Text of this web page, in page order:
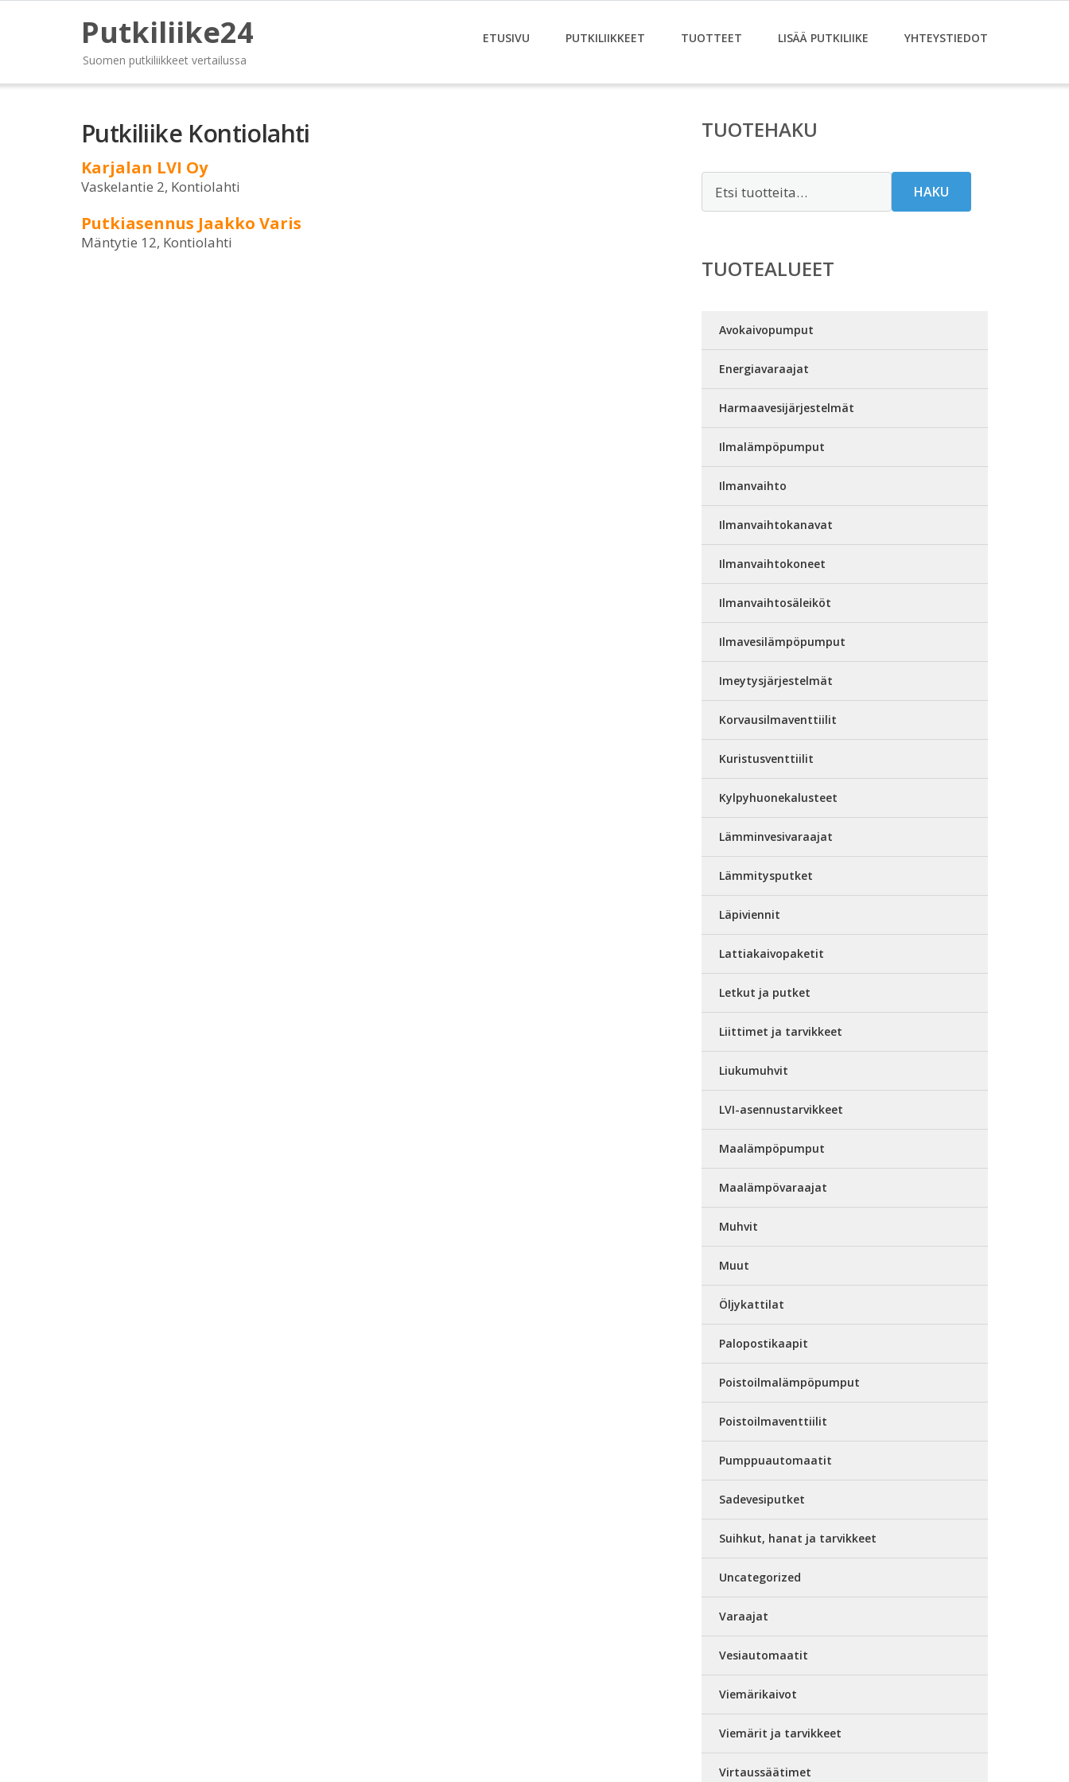
Putkiliike24
Suomen putkiliikkeet vertailussa
ETUSIVU PUTKILIIKKEET TUOTTEET LISÄÄ PUTKILIIKE YHTEYSTIEDOT
Putkiliike Kontiolahti
Karjalan LVI Oy
Vaskelantie 2, Kontiolahti
Putkiasennus Jaakko Varis
Mäntytie 12, Kontiolahti
TUOTEHAKU
HAKU
TUOTEALUEET
Avokaivopumput
Energiavaraajat
Harmaavesijärjestelmät
Ilmalämpöpumput
Ilmanvaihto
Ilmanvaihtokanavat
Ilmanvaihtokoneet
Ilmanvaihtosäleiköt
Ilmavesilämpöpumput
Imeytysjärjestelmät
Korvausilmaventtiilit
Kuristusventtiilit
Kylpyhuonekalusteet
Lämminvesivaraajat
Lämmitysputket
Läpiviennit
Lattiakaivopaketit
Letkut ja putket
Liittimet ja tarvikkeet
Liukumuhvit
LVI-asennustarvikkeet
Maalämpöpumput
Maalämpövaraajat
Muhvit
Muut
Öljykattilat
Palopostikaapit
Poistoilmalämpöpumput
Poistoilmaventtiilit
Pumppuautomaatit
Sadevesiputket
Suihkut, hanat ja tarvikkeet
Uncategorized
Varaajat
Vesiautomaatit
Viemärikaivot
Viemärit ja tarvikkeet
Virtaussäätimet